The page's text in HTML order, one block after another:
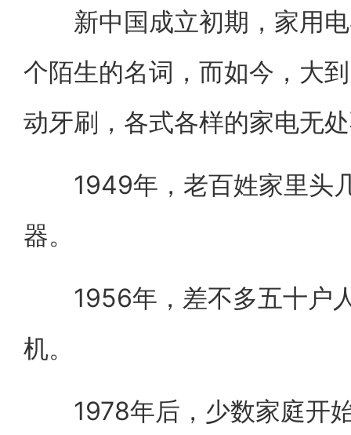
新中国成立初期，家用电
个陌生的名词，而如今，大
动牙刷，各式各样的家电无
1949年，老百姓家里头
器。
1956年，差不多五十户
机。
1978年后，少数家庭开始